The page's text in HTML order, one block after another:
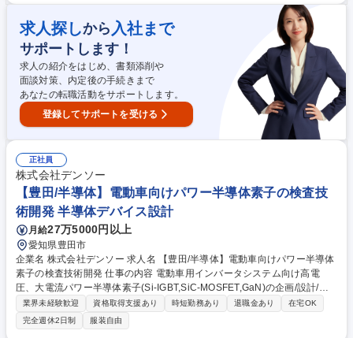
への回答、仕入先メーカーへの問い合わせ ■営業チームとの進捗共有会議
■技術資料の作成/更新 ■案件における回路設計・電源設計サポート ■トラ
ブル発生時の不具合解析支援（測定器を用いた波形解析、報告書作成） 募
集職種 即戦力【東京/FAE】次世代パワー半導体を用いたソリューション
提案
求人探しから 入社まで
サポートします！
求人の紹介をはじめ、書類添削や
面談対策、内定後の手続きまで
あなたの転職活動をサポートします。
登録してサポートを受ける
正社員
株式会社デンソー
【豊田/半導体】電動車向けパワー半導体素子の検査技
術開発 半導体デバイス設計
月給27万5000円以上
愛知県豊田市
企業名 株式会社デンソー 求人名 【豊田/半導体】電動車向けパワー半導体
素子の検査技術開発 仕事の内容 電動車用インバータシステム向け高電
圧、大電流パワー半導体素子(Si-IGBT,SiC-MOSFET,GaN)の企画/設計/検
査、評価技術開発をお任せします。 ◆車載用パワー半導体の製品企画/仕
様検討・目標検査仕様調整および量産検査コスト目標決定◆車載用パワー
半導体検査技術開発・検査フロー検討および検査条件だし・新規検査技術
業界未経験歓迎 資格取得支援あり 時短勤務あり 退職金あり
在宅OK
完全週休2日制
服装自由